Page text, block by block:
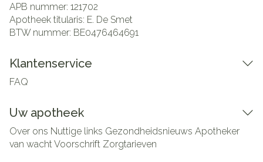
APB nummer: 121702
Apotheek titularis: E. De Smet
BTW nummer: BE0476464691
Klantenservice
FAQ
Uw apotheek
Over ons Nuttige links Gezondheidsnieuws Apotheker
van wachtVoorschrift Zorgtarieven